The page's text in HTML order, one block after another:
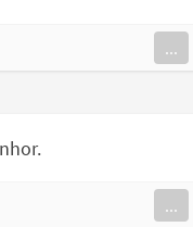
...
...